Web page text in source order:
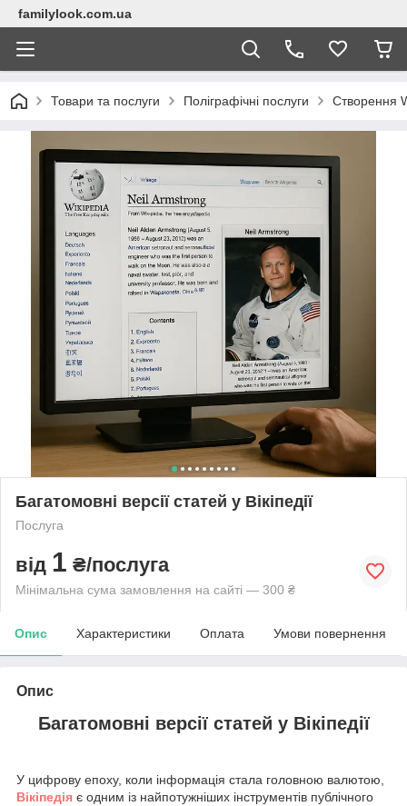
familylook.com.ua
Товари та послуги Поліграфічні послуги Створення
Багатомовні версії статей у Вікіпедії
Послуга
від 1 ₴/послуга
Мінімальна сума замовлення на сайті — 300 ₴
Опис Характеристики Оплата Умови повернення
Опис
Багатомовні версії статей у Вікіпедії
У цифрову епоху, коли інформація стала головною валютою,
Вікіпедія є одним із найпотужніших інструментів публічного